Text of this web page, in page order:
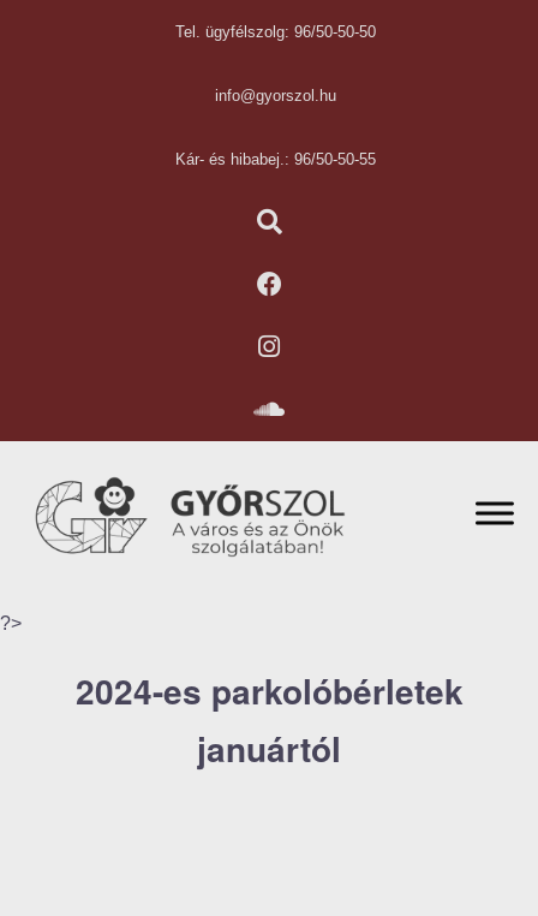
Tel. ügyfélszolg: 96/50-50-50
info@gyorszol.hu
Kár- és hibabej.: 96/50-50-55
?>
2024-es parkolóbérletek
januártól